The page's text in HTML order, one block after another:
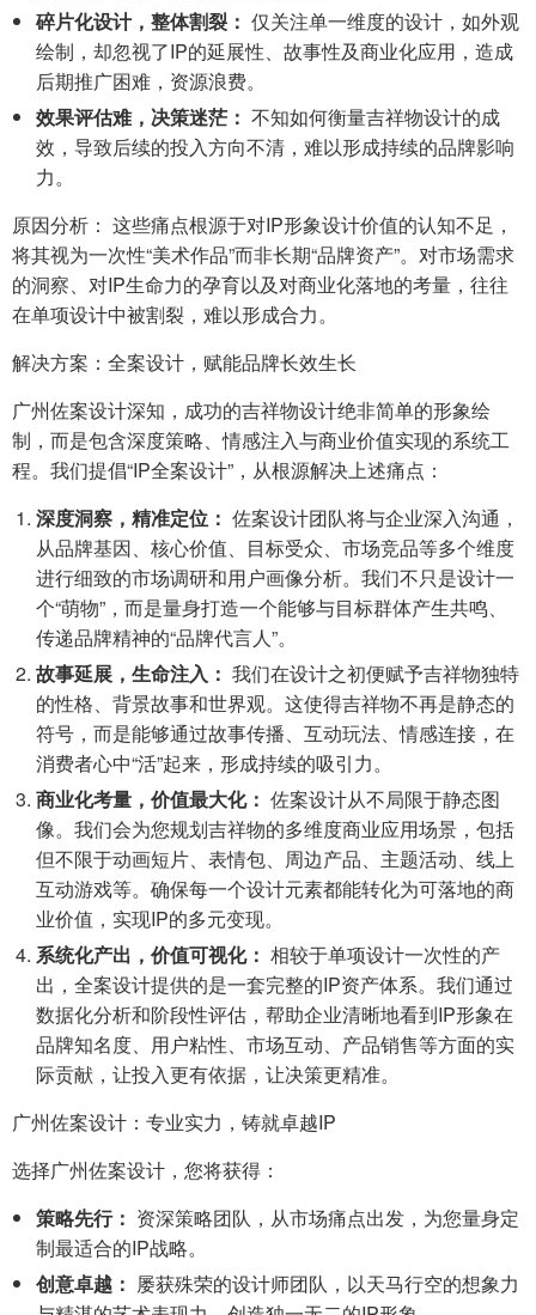
碎片化设计，整体割裂： 仅关注单一维度的设计，如外观
绘制，却忽视了IP的延展性、故事性及商业化应用，造成
后期推广困难，资源浪费。
效果评估难，决策迷茫： 不知如何衡量吉祥物设计的成
效，导致后续的投入方向不清，难以形成持续的品牌影响
力。
原因分析： 这些痛点根源于对IP形象设计价值的认知不足，
将其视为一次性“美术作品”而非长期“品牌资产”。对市场需求
的洞察、对IP生命力的孕育以及对商业化落地的考量，往往
在单项设计中被割裂，难以形成合力。
解决方案：全案设计，赋能品牌长效生长
广州佐案设计深知，成功的吉祥物设计绝非简单的形象绘
制，而是包含深度策略、情感注入与商业价值实现的系统工
程。我们提倡“IP全案设计”，从根源解决上述痛点：
深度洞察，精准定位： 佐案设计团队将与企业深入沟通，
从品牌基因、核心价值、目标受众、市场竞品等多个维度
进行细致的市场调研和用户画像分析。我们不只是设计一
个“萌物”，而是量身打造一个能够与目标群体产生共鸣、
传递品牌精神的“品牌代言人”。
故事延展，生命注入： 我们在设计之初便赋予吉祥物独特
的性格、背景故事和世界观。这使得吉祥物不再是静态的
符号，而是能够通过故事传播、互动玩法、情感连接，在
消费者心中“活”起来，形成持续的吸引力。
商业化考量，价值最大化： 佐案设计从不局限于静态图
像。我们会为您规划吉祥物的多维度商业应用场景，包括
但不限于动画短片、表情包、周边产品、主题活动、线上
互动游戏等。确保每一个设计元素都能转化为可落地的商
业价值，实现IP的多元变现。
系统化产出，价值可视化： 相较于单项设计一次性的产
出，全案设计提供的是一套完整的IP资产体系。我们通过
数据化分析和阶段性评估，帮助企业清晰地看到IP形象在
品牌知名度、用户粘性、市场互动、产品销售等方面的实
际贡献，让投入更有依据，让决策更精准。
广州佐案设计：专业实力，铸就卓越IP
选择广州佐案设计，您将获得：
策略先行： 资深策略团队，从市场痛点出发，为您量身定
制最适合的IP战略。
创意卓越： 屡获殊荣的设计师团队，以天马行空的想象力